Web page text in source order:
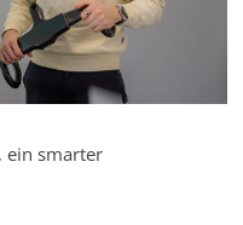
ein smarter